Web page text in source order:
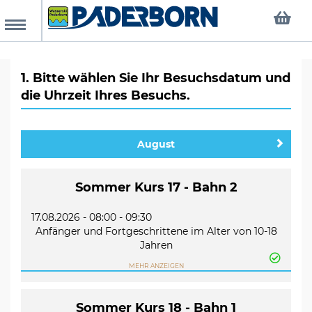
Homepage
Termine
1. Bitte wählen Sie Ihr Besuchsdatum und
die Uhrzeit Ihres Besuchs.
August
Sommer Kurs 17 - Bahn 2
17.08.2026 - 08:00 - 09:30
Anfänger und Fortgeschrittene im Alter von 10-18
Jahren
inkl. Ski und Schwimmweste
bis donnerstags je 1,5h statt.
MEHR ANZEIGEN
Sommer Kurs 18 - Bahn 1